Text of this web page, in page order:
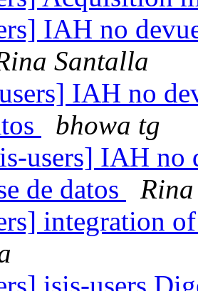
IAH no
Santalla
IAH no
bhowa tg
users] IAH no
de datos
integration